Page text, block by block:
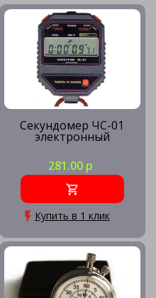
Секундомер ЧС-01
электронный
281.00 р
Купить в 1 клик